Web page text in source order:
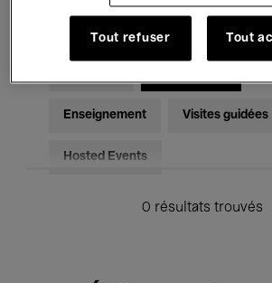
Enseignement Visites guidées
Hosted Events
0 résultats trouvés
Tout refuser Tout